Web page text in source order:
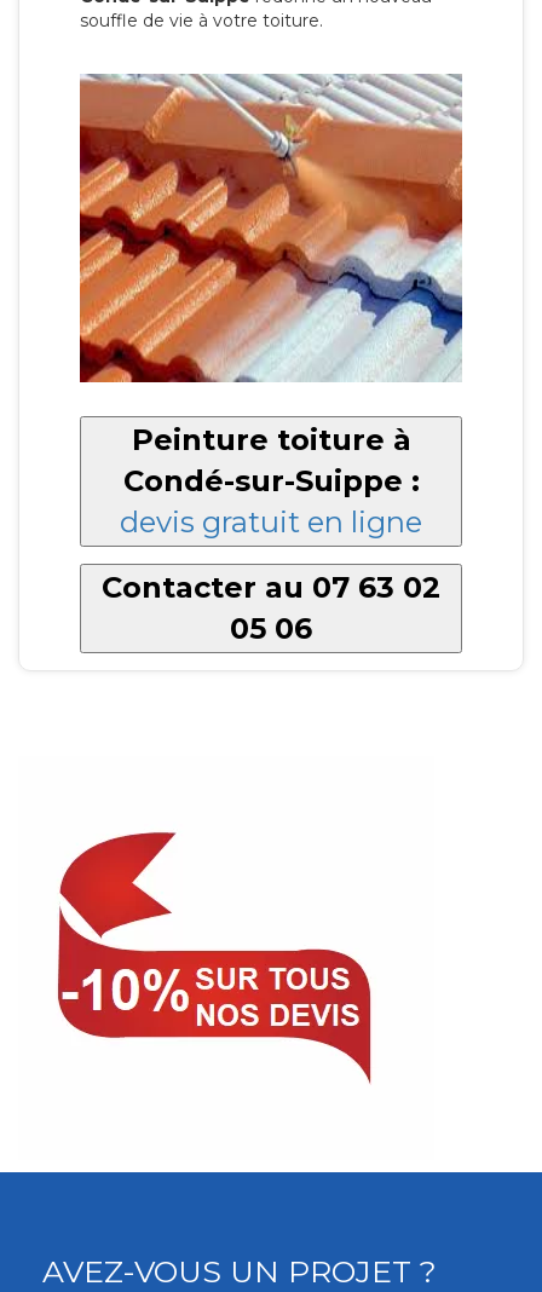
souffle de vie à votre toiture.
Peinture toiture à
Condé-sur-Suippe :
devis gratuit en ligne
Contacter au 07 63 02
05 06
AVEZ-VOUS UN PROJET ?